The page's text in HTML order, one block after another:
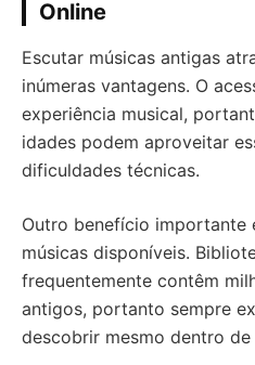
Online
Escutar músicas antigas
inúmeras vantagens. O
experiência musical,
idades podem aproveitar
dificuldades técnicas.
Outro benefício importante
músicas disponíveis.
frequentemente contêm
antigos, portanto sempre
descobrir mesmo dentro